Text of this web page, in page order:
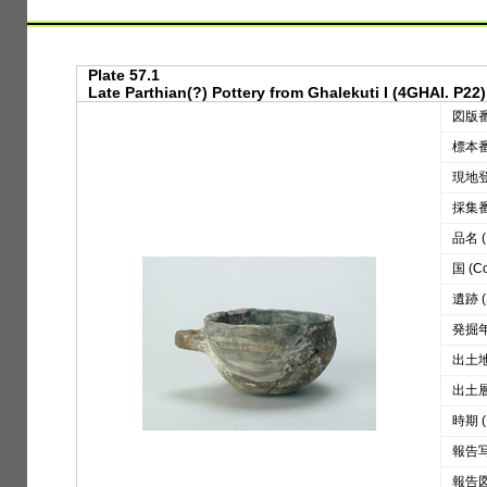
Plate 57.1
Late Parthian(?) Pottery from Ghalekuti I (4GHAI. P22)
図版
標本
現地
採集
品名
国
遺跡
発掘
出土
出土
時期
報告
報告